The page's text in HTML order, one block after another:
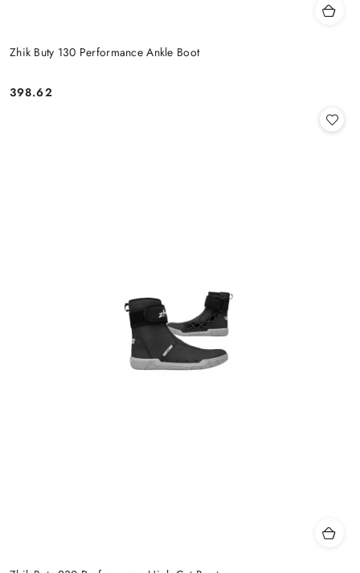
Zhik Buty 130 Performance Ankle Boot
Cena:
398.62